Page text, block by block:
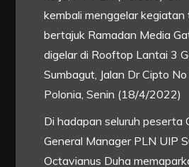
kembali menggelar kegiatan
bertajuk Ramadan Media
digelar di Rooftop Lantai 3
Sumbagut, Jalan Dr Cipto
Polonia, Senin (18/4/2022)
Di hadapan seluruh peserta
General Manager PLN UIP
Octavianus Duha